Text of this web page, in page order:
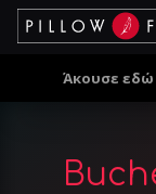
Άκουσε εδώ